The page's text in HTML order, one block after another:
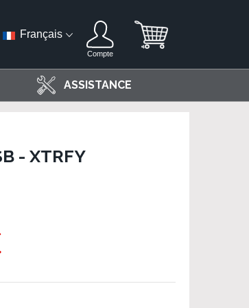
Français
Compte
ASSISTANCE
- XTRFY